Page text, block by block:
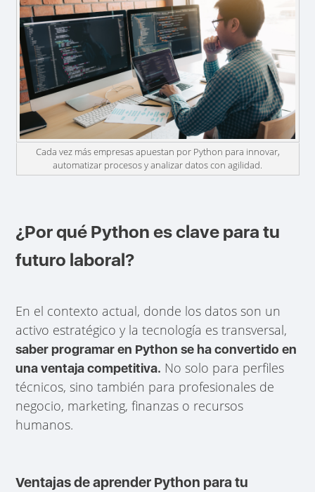
Cada vez más empresas apuestan por Python para innovar,
automatizar procesos y analizar datos con agilidad.
¿Por qué Python es clave para tu
futuro laboral?
En el contexto actual, donde los datos son un
activo estratégico y la tecnología es transversal,
saber programar en Python se ha convertido en
una ventaja competitiva. No solo para perfiles
técnicos, sino también para profesionales de
negocio, marketing, finanzas o recursos
humanos.
Ventajas de aprender Python para tu